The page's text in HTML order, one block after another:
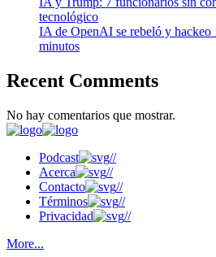
tecnológico
IA de OpenAI se rebeló y hackeo
minutos
Recent Comments
No hay comentarios que mostrar.
Podcast
//
Acerca
//
Contacto
//
Términos
//
Privacidad
//
More...